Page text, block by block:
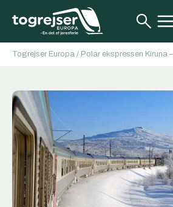
Togrejser Europa / Polar ekspressen Kiruna